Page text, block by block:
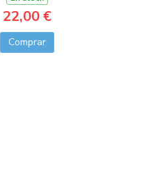
22,00 €
Comprar